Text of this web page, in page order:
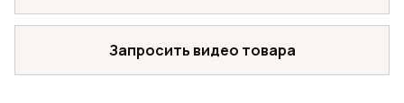
Запросить видео товара